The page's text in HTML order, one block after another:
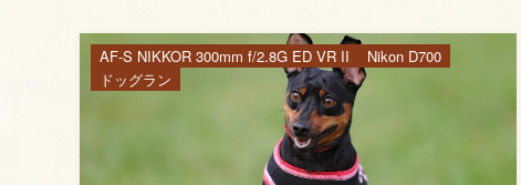
AF-S NIKKOR 300mm f/2.8G ED VR II
Nikon D700
ドッグラン